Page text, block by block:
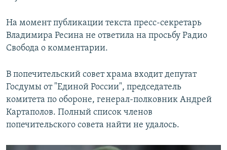
На момент публикации текста пресс-секретарь
Владимира Ресина не ответила на просьбу Радио
Свобода о комментарии.
В попечительский совет храма входит депутат
Госдумы от "Единой России", председатель
комитета по обороне, генерал-полковник Андрей
Картаполов. Полный список членов
попечительского совета найти не удалось.